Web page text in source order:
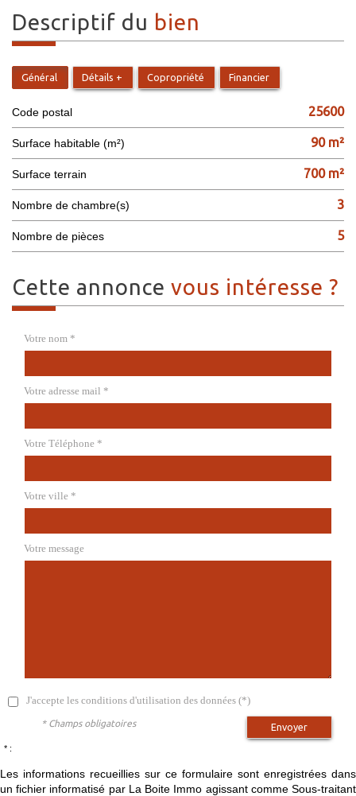
descriptif du bien
Général Détails + Copropriété Financier
Code postal 25600
Surface habitable (m²) 90 m²
surface terrain 700 m²
Nombre de chambre(s) 3
Nombre de pièces 5
cette annonce vous intéresse ?
Votre nom *
Votre adresse mail *
Votre Téléphone *
Votre ville *
Votre message
J'accepte les conditions d'utilisation des données (*)
Envoyer
* Champs obligatoires
* :
Les informations recueillies sur ce formulaire sont enregistrées dans
un fichier informatisé par La Boite Immo agissant comme Sous-traitant